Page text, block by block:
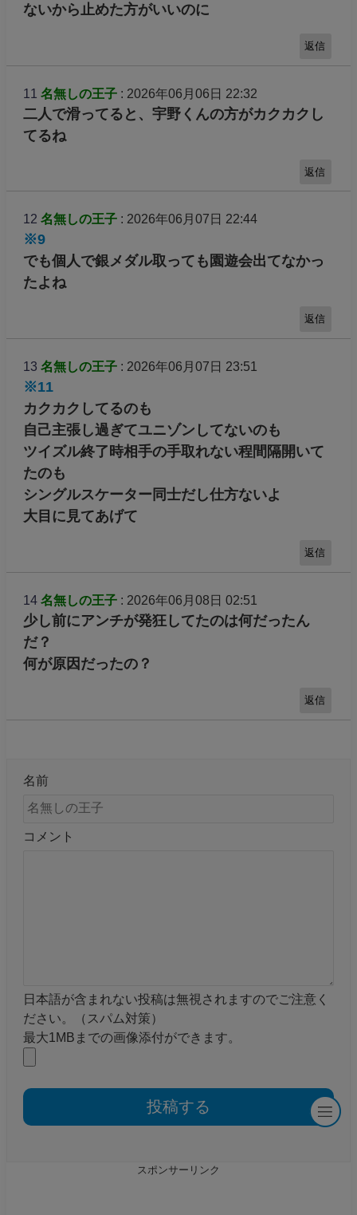
ないから止めた方がいいのに
返信
11 名無しの王子: 2026年06月06日 22:32
二人で滑ってると、宇野くんの方がカクカクし
てるね
返信
12 名無しの王子: 2026年06月07日 22:44
※9
でも個人で銀メダル取っても園遊会出てなかっ
たよね
返信
13 名無しの王子: 2026年06月07日 23:51
※11
カクカクしてるのも
自己主張し過ぎてユニゾンしてないのも
ツイズル終了時相手の手取れない程間隔開いて
たのも
シングルスケーター同士だし仕方ないよ
大目に見てあげて
返信
14 名無しの王子: 2026年06月08日 02:51
少し前にアンチが発狂してたのは何だったん
だ？
何が原因だったの？
返信
名前
コメント
最大1MBまでの画像添付ができます。
日本語が含まれない投稿は無視されますのでご注意く
ださい。（スパム対策）
スポンサーリンク